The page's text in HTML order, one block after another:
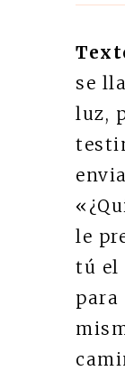
se
luz,
le
tú el
para